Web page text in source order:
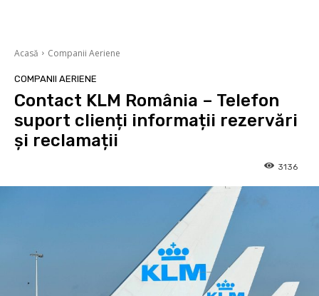
Acasă Companii Aeriene
COMPANII AERIENE
Contact KLM România – Telefon
suport clienți informații rezervări
și reclamații
3136